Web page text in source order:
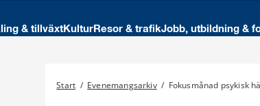
& tillväxtKulturResor & trafikJobb, utbildning &
Start / Evenemangsarkiv / Fokusmånad psykisk